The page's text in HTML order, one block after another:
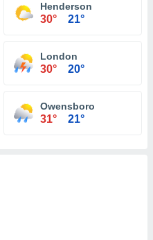
Henderson
30° 21°
London
30° 20°
Owensboro
31° 21°